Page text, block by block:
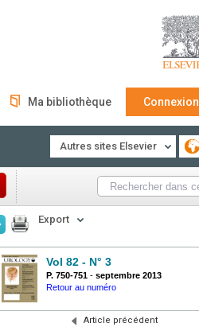
Ma bibliothèque Connexion
Autres sites Elsevier
Export
Vol 82 - N° 3
P. 750-751 - septembre 2013
Retour au numéro
Article précédent